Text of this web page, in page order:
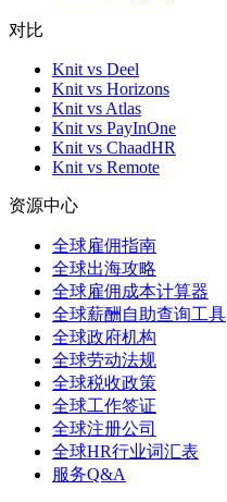
对比
Knit vs Deel
Knit vs Horizons
Knit vs Atlas
Knit vs PayInOne
Knit vs ChaadHR
Knit vs Remote
资源中心
全球雇佣指南
全球出海攻略
全球雇佣成本计算器
全球薪酬自助查询工具
全球政府机构
全球劳动法规
全球税收政策
全球工作签证
全球注册公司
全球HR行业词汇表
服务Q&A